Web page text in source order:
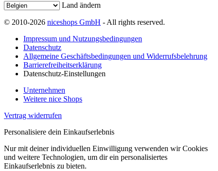
Land ändern
© 2010-2026 niceshops GmbH - All rights reserved.
Impressum und Nutzungsbedingungen
Datenschutz
Allgemeine Geschäftsbedingungen und Widerrufsbelehrung
Barrierefreiheitserklärung
Datenschutz-Einstellungen
Unternehmen
Weitere nice Shops
Vertrag widerrufen
Personalisiere dein Einkaufserlebnis
Nur mit deiner individuellen Einwilligung verwenden wir Cookies
und weitere Technologien, um dir ein personalisiertes
Einkaufserlebnis zu bieten.